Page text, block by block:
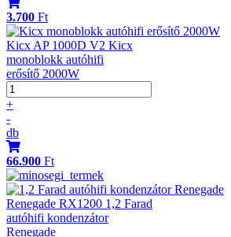
3.700 Ft
Kicx AP 1000D V2 Kicx
monoblokk autóhifi
erősítő 2000W
+
-
db
66.900 Ft
Renegade RX1200 1,2 Farad
autóhifi kondenzátor
Renegade